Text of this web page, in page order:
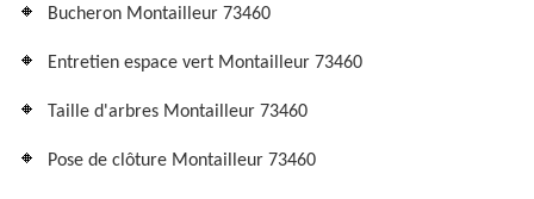
Bucheron Montailleur 73460
Entretien espace vert Montailleur 73460
Taille d'arbres Montailleur 73460
Pose de clôture Montailleur 73460